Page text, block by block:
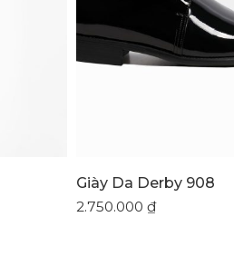
Giày Da Derby 908
2.750.000 ₫